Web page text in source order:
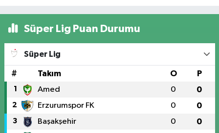
Süper Lig Puan Durumu
Süper Lig
# Takım O P
1 Amed 0 0
2 Erzurumspor FK 0 0
3 Başakşehir 0 0